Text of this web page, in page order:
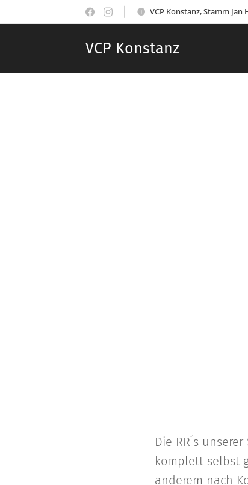
VCP Konstanz, Stamm Jan
VCP Konstanz
Die RR´s
komplett selbst
anderem nach